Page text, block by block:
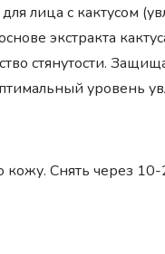
лица с кактусом
экстракта
стянутости.
уровень
Снять через 10-